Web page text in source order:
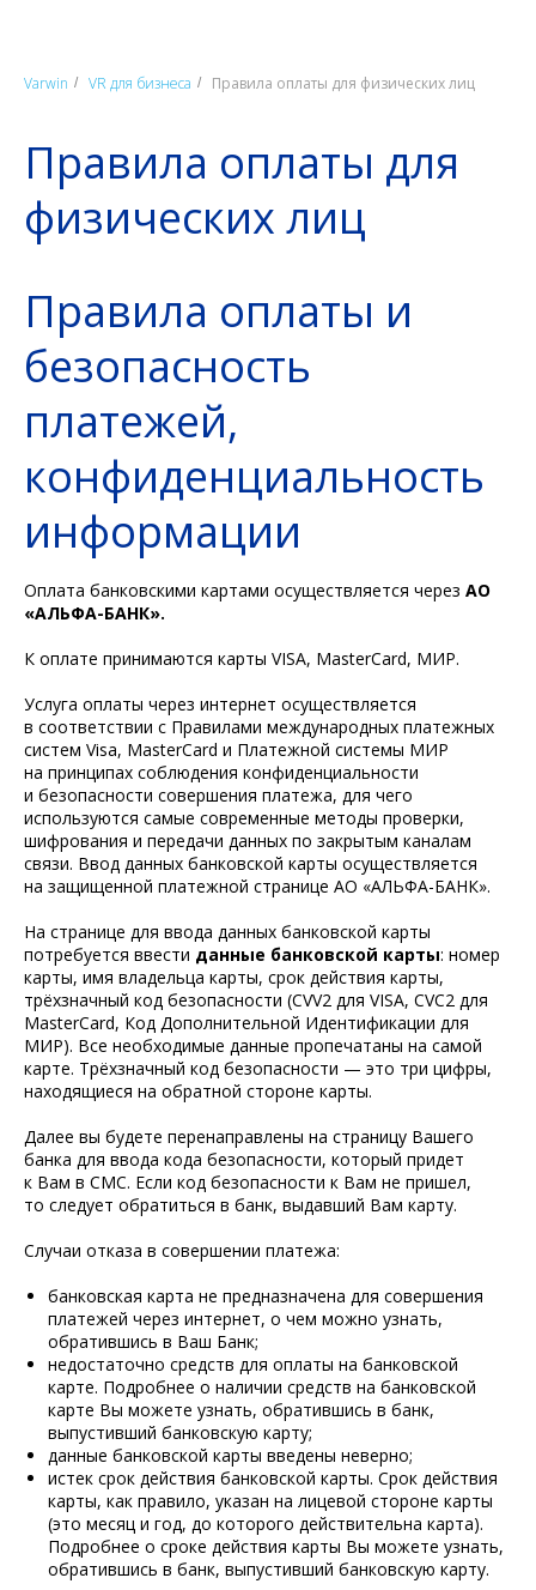
Varwin / VR для бизнеса / Правила оплаты для физических лиц
Правила оплаты для
физических лиц
Правила оплаты и
безопасность
платежей,
конфиденциальность
информации
Оплата банковскими картами осуществляется через АО
«АЛЬФА-БАНК».
К оплате принимаются карты VISA, MasterCard, МИР.
Услуга оплаты через интернет осуществляется
в соответствии с Правилами международных платежных
систем Visa, MasterCard и Платежной системы МИР
на принципах соблюдения конфиденциальности
и безопасности совершения платежа, для чего
используются самые современные методы проверки,
шифрования и передачи данных по закрытым каналам
связи. Ввод данных банковской карты осуществляется
на защищенной платежной странице АО «АЛЬФА-БАНК».
На странице для ввода данных банковской карты
потребуется ввести данные банковской карты: номер
карты, имя владельца карты, срок действия карты,
трёхзначный код безопасности (CVV2 для VISA, CVC2 для
MasterCard, Код Дополнительной Идентификации для
МИР). Все необходимые данные пропечатаны на самой
карте. Трёхзначный код безопасности — это три цифры,
находящиеся на обратной стороне карты.
Далее вы будете перенаправлены на страницу Вашего
банка для ввода кода безопасности, который придет
к Вам в СМС. Если код безопасности к Вам не пришел,
то следует обратиться в банк, выдавший Вам карту.
Случаи отказа в совершении платежа:
банковская карта не предназначена для совершения
платежей через интернет, о чем можно узнать,
обратившись в Ваш Банк;
недостаточно средств для оплаты на банковской
карте. Подробнее о наличии средств на банковской
карте Вы можете узнать, обратившись в банк,
выпустивший банковскую карту;
данные банковской карты введены неверно;
истек срок действия банковской карты. Срок действия
карты, как правило, указан на лицевой стороне карты
(это месяц и год, до которого действительна карта).
Подробнее о сроке действия карты Вы можете узнать,
обратившись в банк, выпустивший банковскую карту.